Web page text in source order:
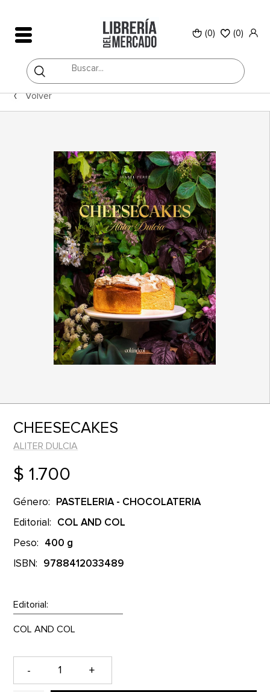
(0) (0)
Volver
CHEESECAKES
ALITER DULCIA
$ 1.700
Género: PASTELERIA - CHOCOLATERIA
Editorial: COL AND COL
Peso: 400 g
ISBN: 9788412033489
Editorial:
- +